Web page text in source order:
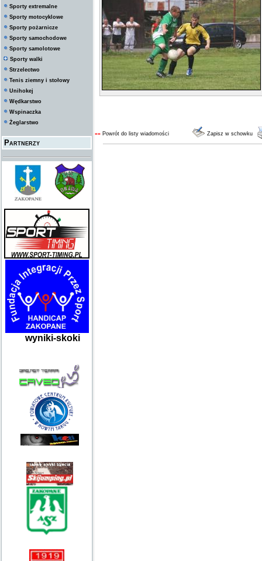
Sporty extremalne
Sporty motocyklowe
Sporty pożarnicze
Sporty samochodowe
Sporty samolotowe
Sporty walki
Strzelectwo
Tenis ziemny i stołowy
Unihokej
Wędkarstwo
Wspinaczka
Żeglarstwo
Partnerzy
wyniki-skoki
«« Powrót do listy wiadomości Zapisz w schowku